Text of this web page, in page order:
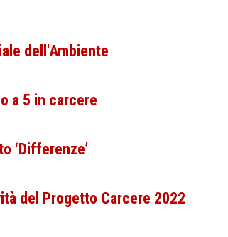
dell'Ambiente
a 5 in carcere
‘Differenze’
del Progetto Carcere 2022